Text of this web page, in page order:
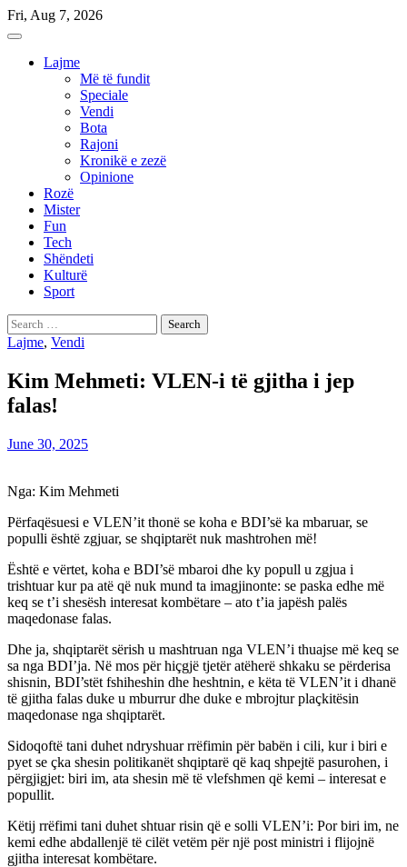
Skip
to
Fri, Aug 7, 2026
Lajme
Më të fundit
Speciale
Vendi
Bota
Rajoni
Kronikë e zezë
Opinione
Rozë
Mister
Fun
Tech
Shëndeti
Kulturë
Sport
Search
for:
Lajme, Vendi
Kim Mehmeti: VLEN-i të gjitha i jep
falas!
June 30, 2025
Nga: Kim Mehmeti
Përfaqësuesi e VLEN’it thonë se koha e BDI’së ka mbaruar, se
populli është zgjuar, se shqiptarët nuk mashtrohen më!
Është e vërtet, koha e BDI’së mbaroi dhe ky popull u zgjua i
trishtuar kur pa atë që nuk mund ta imagjinonte: se paska edhe më
keq se t’i shesësh interesat kombëtare – ato t’ia japësh palës
maqedonase falas.
Dhe ja, shqiptarët sërish u mashtruan nga VLEN’i thuajse më keq se
sa nga BDI’ja. Në mos për hiçgjë tjetër atëherë shkaku se përderisa
shisnin, BDI’stët fshiheshin dhe heshtnin, e këta të VLEN’it i dhanë
të gjitha falas duke u mburrur dhe duke e mbrojtur plaçkitësin
maqedonase nga shqiptarët.
Sidoqoftë tani duhet ndryshuar rrëfimin për babën i cili, kur i biri e
pyet se çka shesin politikanët shqiptarë që kaq shpejtë pasurohen, i
përgjigjet: biri im, ata shesin më të vlefshmen që kemi – interesat e
popullit.
Këtij rrëfimi tani duhet shtuar risin që e solli VLEN’i: Por biri im, ne
kemi edhe abdallenjë të cilët vetëm për një post ministri i flijojnë
gjitha interesat kombëtare.